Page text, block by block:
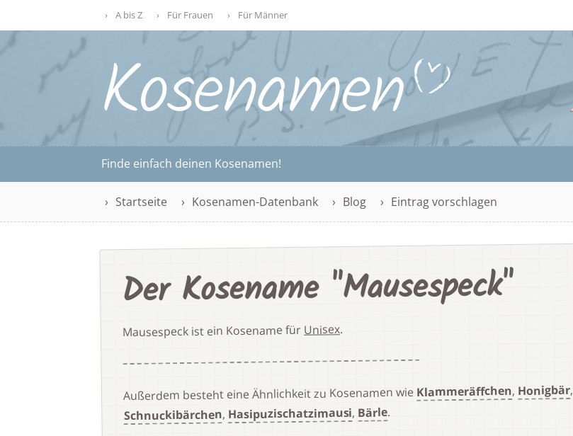
A bis Z Für Frauen Für Männer
Finde einfach deinen Kosenamen!
Startseite Kosenamen-Datenbank Blog Eintrag vorschlagen
Der Kosename "Mausespeck"
Mausespeck ist ein Kosename fürUnisex.
Außerdem besteht eine Ähnlichkeit zu Kosenamen wie Klammeräffchen, Honigbär,
Schnuckibärchen, Hasipuzischatzimausi, Bärle.